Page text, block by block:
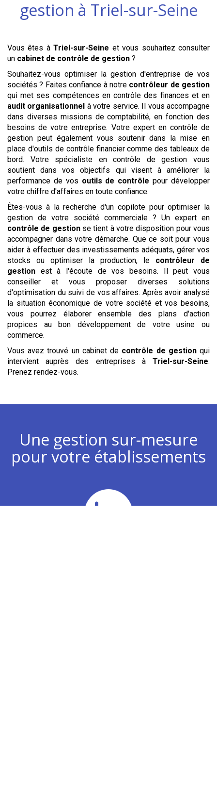
gestion à Triel-sur-Seine
Vous êtes àTriel-sur-Seine et vous souhaitez consulter
un cabinet de contrôle de gestion ?
Souhaitez-vous optimiser la gestion d'entreprise de vos
sociétés ? Faites confiance à notre contrôleur de gestion
qui met ses compétences en contrôle des finances et en
audit organisationnel à votre service. Il vous accompagne
dans diverses missions de comptabilité, en fonction des
besoins de votre entreprise. Votre expert en contrôle de
gestion peut également vous soutenir dans la mise en
place d'outils de contrôle financier comme des tableaux de
bord. Votre spécialiste en contrôle de gestion vous
soutient dans vos objectifs qui visent à améliorer la
performance de vos outils de contrôle pour développer
votre chiffre d'affaires en toute confiance.
Êtes-vous à la recherche d'un copilote pour optimiser la
gestion de votre société commerciale ? Un expert en
contrôle de gestionse tient à votre disposition pour vous
accompagner dans votre démarche. Que ce soit pour vous
aider à effectuer des investissements adéquats, gérer vos
stocks ou optimiser la production, le contrôleur de
gestion est à l'écoute de vos besoins. Il peut vous
conseiller et vous proposer diverses solutions
d'optimisation du suivi de vos affaires. Après avoir analysé
la situation économique de votre société et vos besoins,
vous pourrez élaborer ensemble des plans d'action
propices au bon développement de votre usine ou
commerce.
Vous avez trouvé un cabinet de contrôle de gestionqui
intervient auprès des entreprises à Triel-sur-Seine.
Prenez rendez-vous.
Une gestion sur-mesure
pour votre établissements